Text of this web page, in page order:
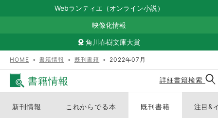
Webランティエ（オンライン小説）
映像化情報
角川春樹文庫大賞
HOME ＞書籍情報 ＞ 既刊書籍 ＞ 2022年07月
書籍情報 詳細書籍検索
新刊情報 これからでる本 既刊書籍 注目&